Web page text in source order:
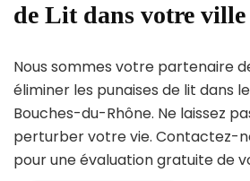
de Lit dans votre ville
Nous sommes votre partenaire
éliminer les punaises de lit dans
Bouches-du-Rhône. Ne laissez
perturber votre vie. Contactez-
pour une évaluation gratuite de